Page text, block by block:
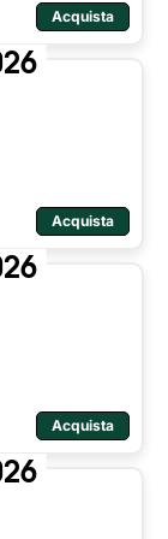
Acquista
Acquista
Acquista